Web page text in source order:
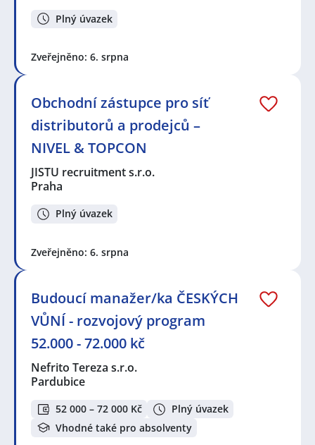
Plný úvazek
Zveřejněno: 6. srpna
Obchodní zástupce pro síť
distributorů a prodejců –
NIVEL & TOPCON
JISTU recruitment s.r.o.
Praha
Plný úvazek
Zveřejněno: 6. srpna
Budoucí manažer/ka ČESKÝCH
VŮNÍ - rozvojový program
52.000 - 72.000 kč
Nefrito Tereza s.r.o.
Pardubice
52 000 – 72 000 Kč
Plný úvazek
Vhodné také pro absolventy